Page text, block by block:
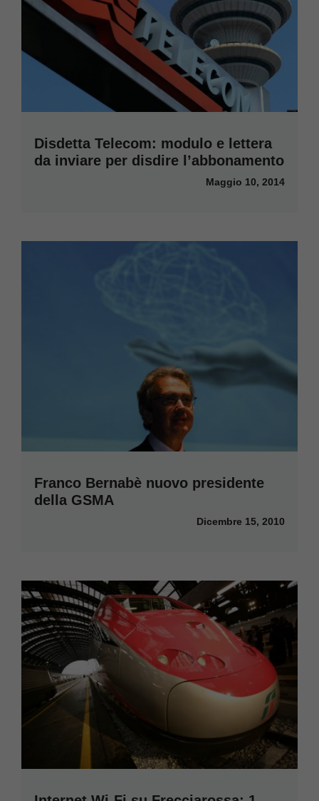
Disdetta Telecom: modulo e lettera
da inviare per disdire l’abbonamento
Maggio 10, 2014
Franco Bernabè nuovo presidente
della GSMA
Dicembre 15, 2010